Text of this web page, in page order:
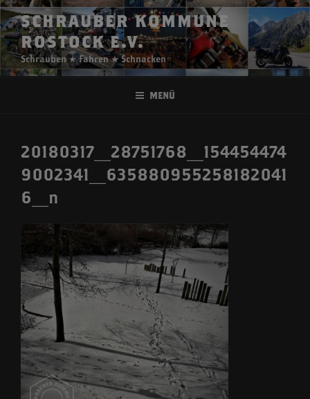
Zum
Inhalt
springen
SCHRAUBER KOMMUNE
ROSTOCK E.V.
Schrauben ★ Fahren ★ Schnacken
Menü
20180317_28751768_154454474
9002341_635880955258182041
6_n